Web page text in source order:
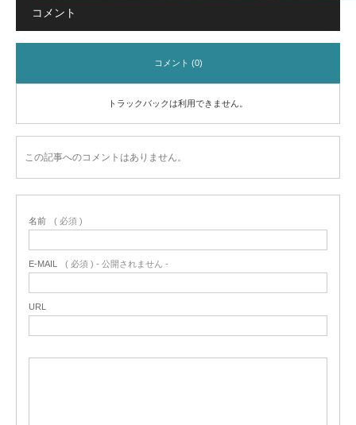
コメント
コメント (0)
トラックバックは利用できません。
この記事へのコメントはありません。
名前 ( 必須 )
E-MAIL ( 必須 ) - 公開されません -
URL